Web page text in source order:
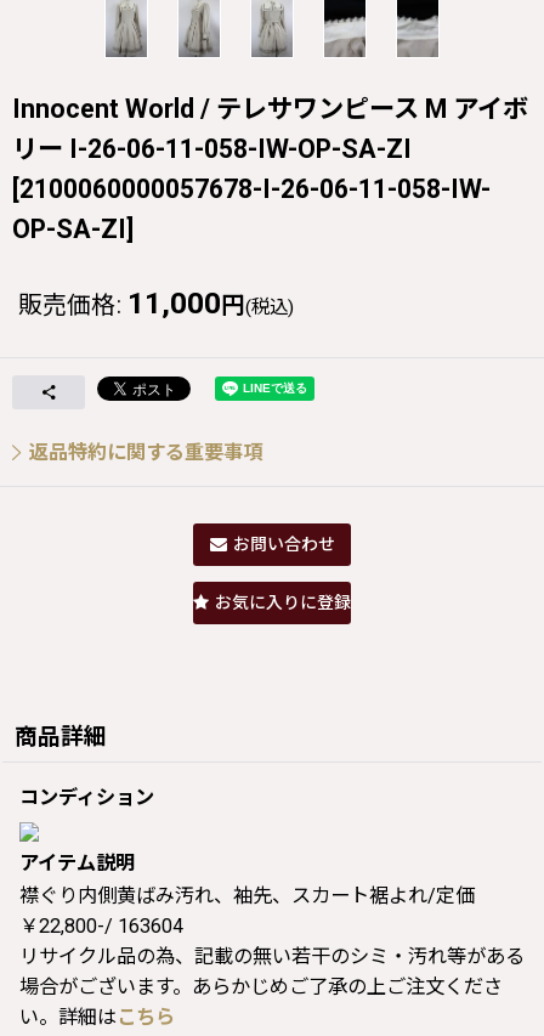
Innocent World / テレサワンピース M アイボ
リー I-26-06-11-058-IW-OP-SA-ZI
[2100060000057678-I-26-06-11-058-IW-
OP-SA-ZI]
販売価格: 11,000 円 (税込)
返品特約に関する重要事項
お問い合わせ
お気に入りに登録
商品詳細
コンディション
アイテム説明
襟ぐり内側黄ばみ汚れ、袖先、スカート裾よれ/定価
￥22,800-/ 163604
リサイクル品の為、記載の無い若干のシミ・汚れ等がある
場合がございます。あらかじめご了承の上ご注文くださ
い。詳細は こちら